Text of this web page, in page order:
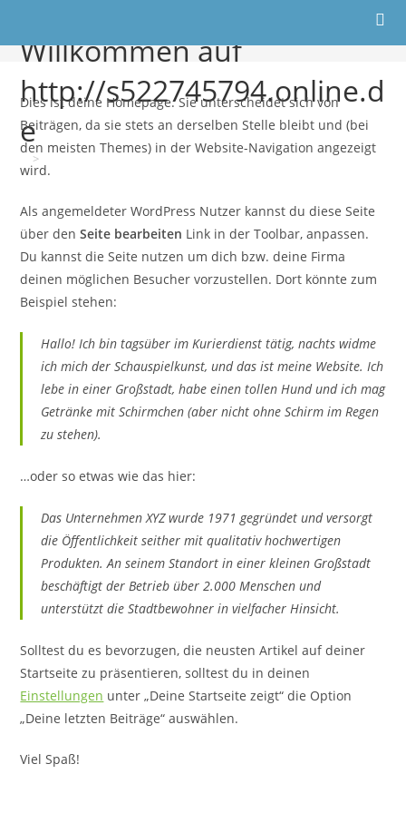
Willkommen auf
http://s522745794.online.d
e
> Willkommen auf http://s522745794.online.de
Dies ist deine Homepage. Sie unterscheidet sich von
Beiträgen, da sie stets an derselben Stelle bleibt und (bei
den meisten Themes) in der Website-Navigation angezeigt
wird.
Als angemeldeter WordPress Nutzer kannst du diese Seite
über denSeite bearbeiten Link in der Toolbar, anpassen.
Du kannst die Seite nutzen um dich bzw. deine Firma
deinen möglichen Besucher vorzustellen. Dort könnte zum
Beispiel stehen:
Hallo! Ich bin tagsüber im Kurierdienst tätig, nachts widme
ich mich der Schauspielkunst, und das ist meine Website. Ich
lebe in einer Großstadt, habe einen tollen Hund und ich mag
Getränke mit Schirmchen (aber nicht ohne Schirm im Regen
zu stehen).
…oder so etwas wie das hier:
Das Unternehmen XYZ wurde 1971 gegründet und versorgt
die Öffentlichkeit seither mit qualitativ hochwertigen
Produkten. An seinem Standort in einer kleinen Großstadt
beschäftigt der Betrieb über 2.000 Menschen und
unterstützt die Stadtbewohner in vielfacher Hinsicht.
Solltest du es bevorzugen, die neusten Artikel auf deiner
Startseite zu präsentieren, solltest du in deinen
Einstellungen unter „Deine Startseite zeigt“ die Option
„Deine letzten Beiträge“ auswählen.
Viel Spaß!